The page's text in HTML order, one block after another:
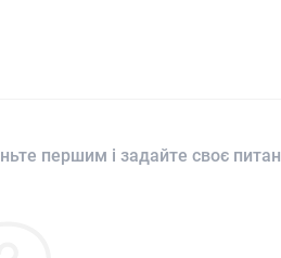
першим і задайте своє